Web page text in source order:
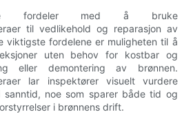
fordeler med å bruke
til vedlikehold og reparasjon av
viktigste fordelene er muligheten til å
uten behov for kostbar og
eller demontering av brønnen.
lar inspektører visuelt vurdere
sanntid, noe som sparer både tid og
i brønnens drift.